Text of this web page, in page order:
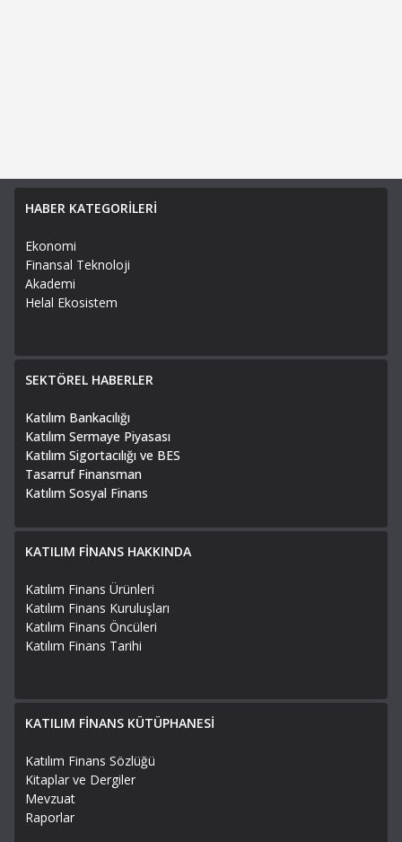
HABER KATEGORİLERİ
Ekonomi
Finansal Teknoloji
Akademi
Helal Ekosistem
SEKTÖREL HABERLER
Katılım Bankacılığı
Katılım Sermaye Piyasası
Katılım Sigortacılığı ve BES
Tasarruf Finansman
Katılım Sosyal Finans
KATILIM FİNANS HAKKINDA
Katılım Finans Ürünleri
Katılım Finans Kuruluşları
Katılım Finans Öncüleri
Katılım Finans Tarihi
KATILIM FİNANS KÜTÜPHANESİ
Katılım Finans Sözlüğü
Kitaplar ve Dergiler
Mevzuat
Raporlar